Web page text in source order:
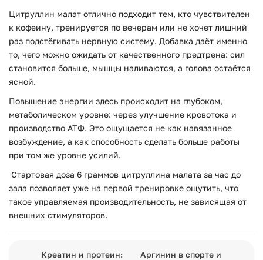
Цитруллин малат отлично подходит тем, кто чувствителен
к кофеину, тренируется по вечерам или не хочет лишний
раз подстёгивать нервную систему. Добавка даёт именно
то, чего можно ожидать от качественного предтрена: сил
становится больше, мышцы наливаются, а голова остаётся
ясной.
Повышение энергии здесь происходит на глубоком,
метаболическом уровне: через улучшение кровотока и
производство АТФ. Это ощущается не как навязанное
возбуждение, а как способность сделать больше работы
при том же уровне усилий.
Стартовая доза 6 граммов цитруллина малата за час до
зала позволяет уже на первой тренировке ощутить, что
такое управляемая производительность, не зависящая от
внешних стимуляторов.
Креатин и протеин:
Аргинин в спорте и